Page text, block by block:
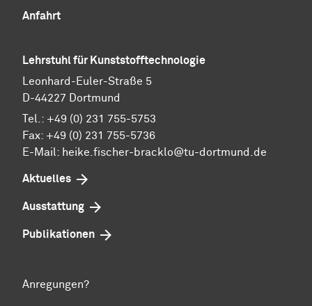
Anfahrt
Lehrstuhl für Kunststofftechnologie
Leonhard-Euler-Straße 5
D-44227 Dortmund
Tel.: +49 (0) 231 755-5753
Fax: +49 (0) 231 755-5736
E-Mail: heike.fischer-bracklo@tu-dortmund.de
Aktuelles
Ausstattung
Publikationen
Anregungen?